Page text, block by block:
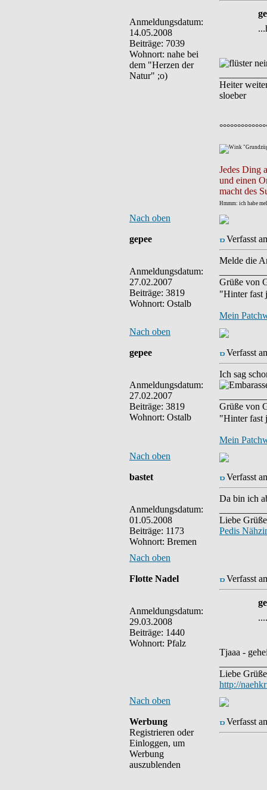
Anmeldungsdatum:
14.05.2008
Beiträge: 7039
Wohnort: nahe bei
dem "Herzen der
Natur" ;o)
Heiter
sloeber
Jedes Ding
und einen
macht des
Hmmm: ich habe
Nach oben
gepee
Anmeldungsdatum:
27.02.2007
Beiträge: 3819
Wohnort: Ostalb
Verfasst
Melde die
Grüße von
"Hinter fast
Mein
Nach oben
gepee
Anmeldungsdatum:
27.02.2007
Beiträge: 3819
Wohnort: Ostalb
Verfasst
Ich sag
Grüße von
"Hinter fast
Mein
Nach oben
bastet
Anmeldungsdatum:
01.05.2008
Beiträge: 1173
Wohnort: Bremen
Verfasst
Da bin ich
Liebe
Pedis
Nach oben
Flotte Nadel
Anmeldungsdatum:
29.03.2008
Beiträge: 1440
Wohnort: Pfalz
Verfasst
Tjaaa -
Liebe
http://
Nach oben
Werbung
Registrieren oder
Einloggen, um
Werbung
auszublenden
Verfasst